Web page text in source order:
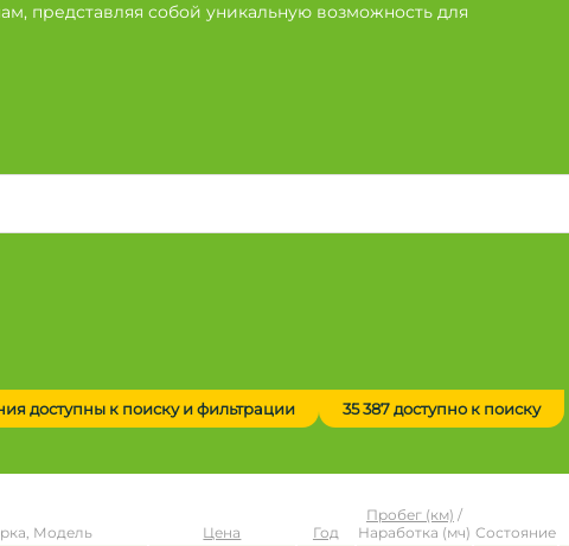
представляя собой уникальную возможность для
доступны к поиску и фильтрации 35 387 доступно к поиску
Модель Цена Год
Пробег (км) /
Наработка (мч) Состояние